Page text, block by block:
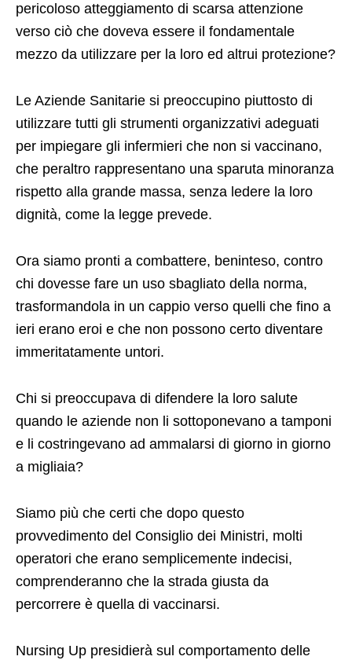
pericoloso atteggiamento di scarsa attenzione
verso ciò che doveva essere il fondamentale
mezzo da utilizzare per la loro ed altrui protezione?
Le Aziende Sanitarie si preoccupino piuttosto di
utilizzare tutti gli strumenti organizzativi adeguati
per impiegare gli infermieri che non si vaccinano,
che peraltro rappresentano una sparuta minoranza
rispetto alla grande massa, senza ledere la loro
dignità, come la legge prevede.
Ora siamo pronti a combattere, beninteso, contro
chi dovesse fare un uso sbagliato della norma,
trasformandola in un cappio verso quelli che fino a
ieri erano eroi e che non possono certo diventare
immeritatamente untori.
Chi si preoccupava di difendere la loro salute
quando le aziende non li sottoponevano a tamponi
e li costringevano ad ammalarsi di giorno in giorno
a migliaia?
Siamo più che certi che dopo questo
provvedimento del Consiglio dei Ministri, molti
operatori che erano semplicemente indecisi,
comprenderanno che la strada giusta da
percorrere è quella di vaccinarsi.
Nursing Up presidierà sul comportamento delle